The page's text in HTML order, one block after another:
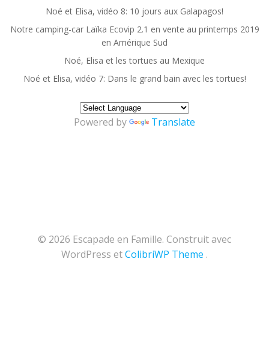
Noé et Elisa, vidéo 8: 10 jours aux Galapagos!
Notre camping-car Laïka Ecovip 2.1 en vente au printemps 2019
en Amérique Sud
Noé, Elisa et les tortues au Mexique
Noé et Elisa, vidéo 7: Dans le grand bain avec les tortues!
Powered by Translate
© 2026 Escapade en Famille. Construit avec
WordPress etColibriWP Theme .